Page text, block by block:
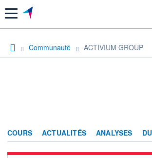
Menu
Communauté ACTIVIUM GROUP
COURS ACTUALITÉS ANALYSES